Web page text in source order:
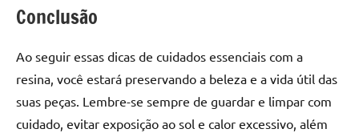
Conclusão
Ao seguir essas dicas de cuidados essenciais com a
resina, você estará preservando a beleza e a vida útil das
suas peças. Lembre-se sempre de guardar e limpar com
cuidado, evitar exposição ao sol e calor excessivo, além